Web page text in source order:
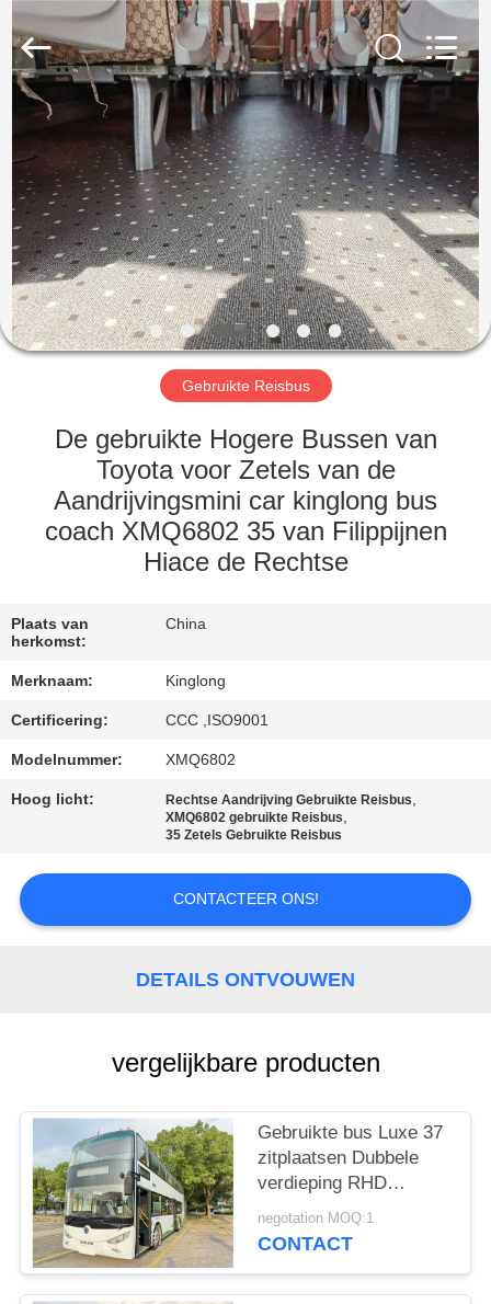
HUIS
PRODUCTEN
ONGEVEER
ONS
FABRIEKSREIS
KWALITEITSCONTROLE
CONTACTEER
ONS
OM EEN
CITAAT
PRIVACYBELEID
INDUSTRY
CO.,
LTD..
Rights
Reserved.
Gebruikte Reisbus
De gebruikte Hogere Bussen van
Toyota voor Zetels van de
Aandrijvingsmini car kinglong bus
coach XMQ6802 35 van Filippijnen
Hiace de Rechtse
Plaats van
herkomst:
China
Merknaam: Kinglong
Certificering: CCC ,ISO9001
Modelnummer: XMQ6802
Hoog licht: Rechtse Aandrijving Gebruikte Reisbus,
XMQ6802 gebruikte Reisbus,
35 Zetels Gebruikte Reisbus
CONTACTEER ONS!
DETAILS ONTVOUWEN
vergelijkbare producten
Gebruikte bus Luxe 37
zitplaatsen Dubbele
verdieping RHD
Weichai motor Diesel
coach Bus Sunlong
negotation MOQ:1
CONTACT